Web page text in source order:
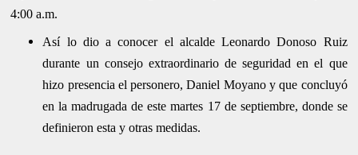
4:00 a.m.
Así lo dio a conocer el alcalde Leonardo Donoso Ruiz
durante un consejo extraordinario de seguridad en el que
hizo presencia el personero, Daniel Moyano y que concluyó
en la madrugada de este martes 17 de septiembre, donde se
definieron esta y otras medidas.